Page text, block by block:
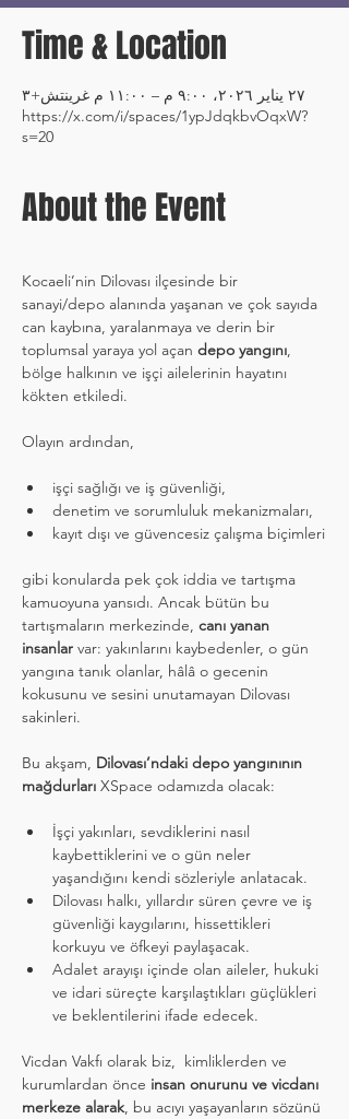
Time & Location
٢٧ يناير ٢٠٢٦، ٩:٠٠ م – ١١:٠٠ م غرينتش+٣
https://x.com/i/spaces/1ypJdqkbvOqxW?
s=20
About the Event
Kocaeli’nin Dilovası ilçesinde bir
sanayi/depo alanında yaşanan ve çok sayıda
can kaybına, yaralanmaya ve derin bir
toplumsal yaraya yol açan depo yangını,
bölge halkının ve işçi ailelerinin hayatını
kökten etkiledi.
Olayın ardından,
işçi sağlığı ve iş güvenliği,
denetim ve sorumluluk mekanizmaları,
kayıt dışı ve güvencesiz çalışma biçimleri
gibi konularda pek çok iddia ve tartışma
kamuoyuna yansıdı. Ancak bütün bu
tartışmaların merkezinde, canı yanan
insanlar var: yakınlarını kaybedenler, o gün
yangına tanık olanlar, hâlâ o gecenin
kokusunu ve sesini unutamayan Dilovası
sakinleri.
Bu akşam, Dilovası’ndaki depo yangınının
mağdurları XSpace odamızda olacak:
İşçi yakınları, sevdiklerini nasıl
kaybettiklerini ve o gün neler
yaşandığını kendi sözleriyle anlatacak.
Dilovası halkı, yıllardır süren çevre ve iş
güvenliği kaygılarını, hissettikleri
korkuyu ve öfkeyi paylaşacak.
Adalet arayışı içinde olan aileler, hukuki
ve idari süreçte karşılaştıkları güçlükleri
ve beklentilerini ifade edecek.
Vicdan Vakfı olarak biz,  kimliklerden ve
kurumlardan önce insan onurunu ve vicdanı
merkeze alarak, bu acıyı yaşayanların sözünü